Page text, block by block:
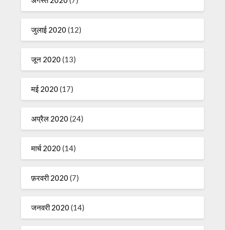
जुलाई 2020 (12)
जून 2020 (13)
मई 2020 (17)
अप्रैल 2020 (24)
मार्च 2020 (14)
फ़रवरी 2020 (7)
जनवरी 2020 (14)